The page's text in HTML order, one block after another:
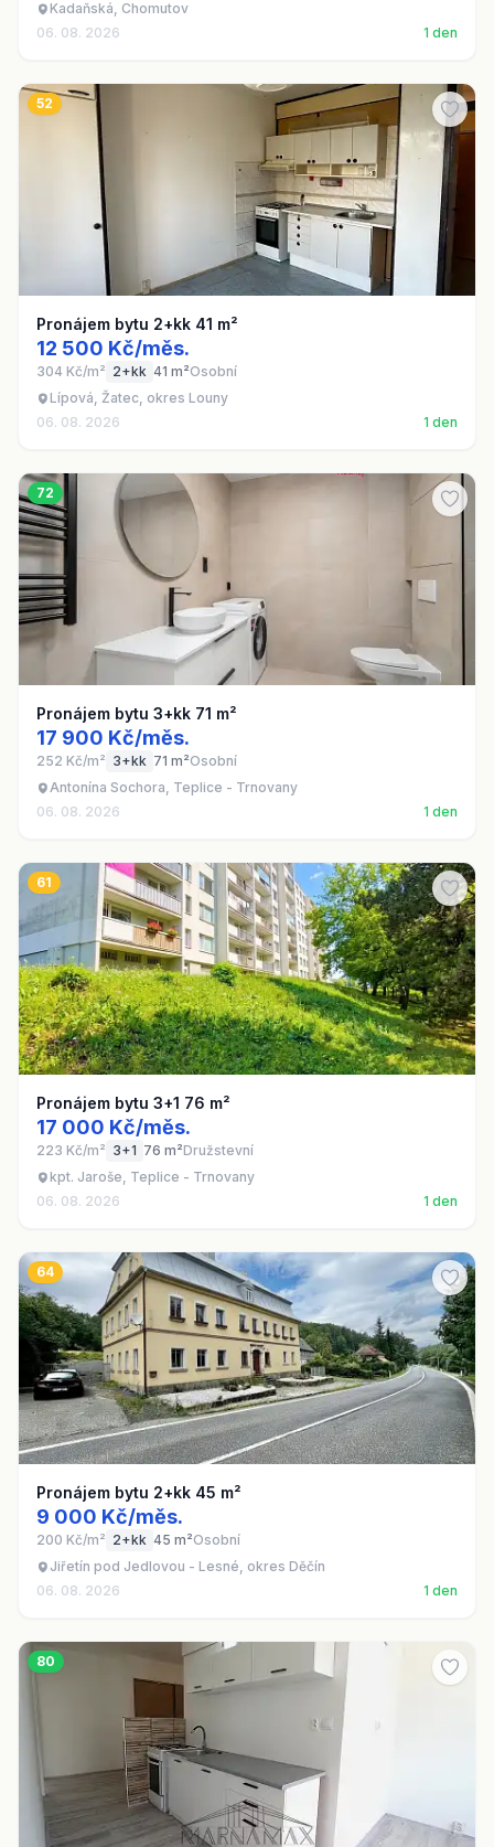
Kadaňská, Chomutov
06. 08. 2026
1 den
52
Pronájem bytu 2+kk 41 m²
12 500 Kč/měs.
304 Kč/m² 2+kk 41 m²Osobní
Lípová, Žatec, okres Louny
06. 08. 2026
1 den
72
Pronájem bytu 3+kk 71 m²
17 900 Kč/měs.
252 Kč/m² 3+kk 71 m²Osobní
Antonína Sochora, Teplice - Trnovany
06. 08. 2026
1 den
61
Pronájem bytu 3+1 76 m²
17 000 Kč/měs.
223 Kč/m² 3+1 76 m²Družstevní
kpt. Jaroše, Teplice - Trnovany
06. 08. 2026
1 den
64
Pronájem bytu 2+kk 45 m²
9 000 Kč/měs.
200 Kč/m² 2+kk 45 m²Osobní
Jiřetín pod Jedlovou - Lesné, okres Děčín
06. 08. 2026
1 den
80